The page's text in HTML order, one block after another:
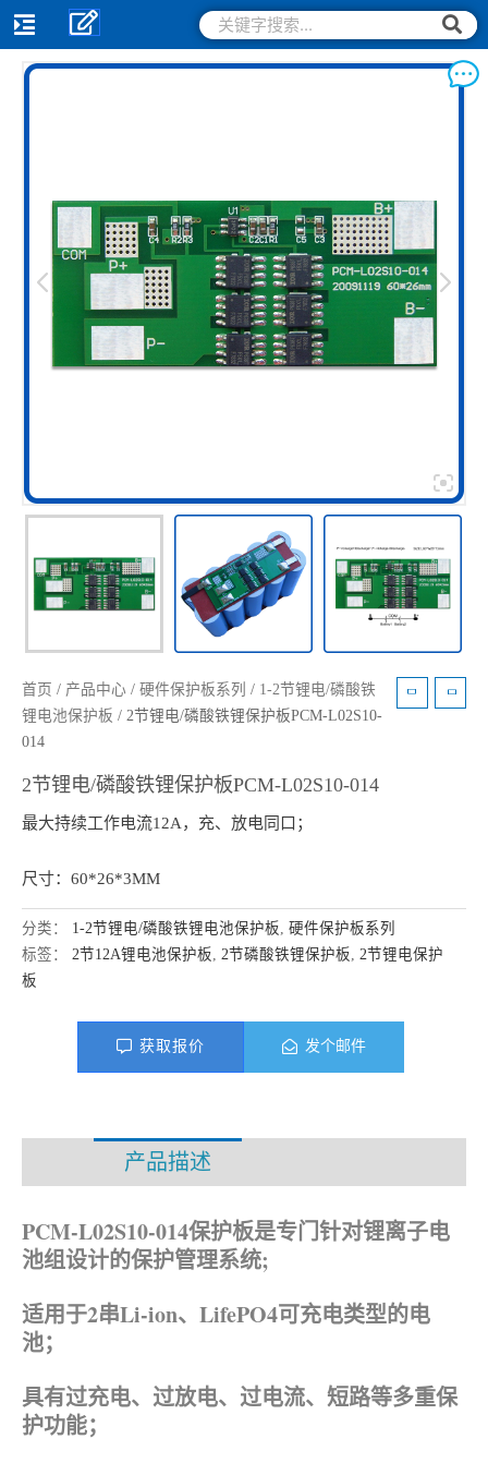
跳
至
搜
索
搜
索
首页 / 产品中心 / 硬件保护板系列 / 1-2节锂电/磷酸铁
锂电池保护板 / 2节锂电/磷酸铁锂保护板PCM-L02S10-
014
2节锂电/磷酸铁锂保护板PCM-L02S10-014
最大持续工作电流12A，充、放电同口；
尺寸：60*26*3MM
分类： 1-2节锂电/磷酸铁锂电池保护板, 硬件保护板系列
标签： 2节12A锂电池保护板, 2节磷酸铁锂保护板, 2节锂电保护
板
获取报价 发个邮件
产品描述
PCM-L02S10-014保护板是专门针对锂离子电
池组设计的保护管理系统;
适用于2串Li-ion、LifePO4可充电类型的电
池；
具有过充电、过放电、过电流、短路等多重保
护功能；